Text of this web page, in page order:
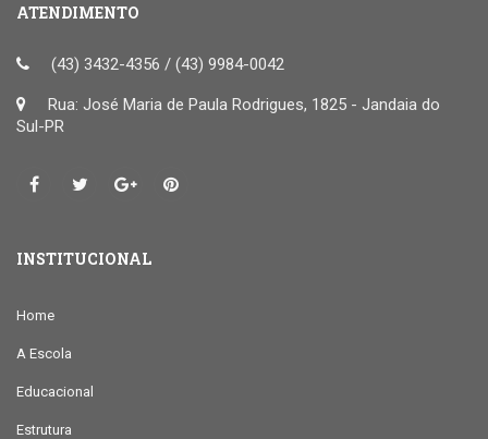
ATENDIMENTO
(43) 3432-4356 / (43) 9984-0042
Rua: José Maria de Paula Rodrigues, 1825 - Jandaia do
Sul-PR
INSTITUCIONAL
Home
A Escola
Educacional
Estrutura